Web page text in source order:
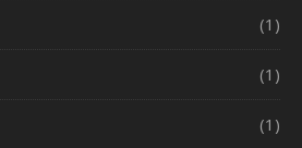
(1)
(1)
(1)